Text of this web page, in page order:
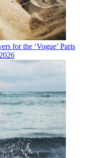
for the ‘Vogue’ Paris